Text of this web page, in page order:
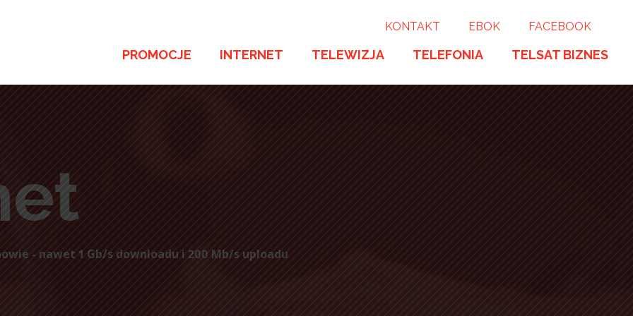
KONTAKT EBOK FACEBOOK
PROMOCJE INTERNET TELEWIZJA TELEFONIA TELSAT BIZNES
- nawet 1 Gb/s downloadu i 200 Mb/s uploadu